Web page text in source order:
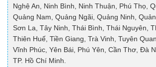
Nghệ An, Ninh Bình, Ninh Thuận, Phú Thọ,
Quảng Nam, Quảng Ngãi, Quảng Ninh,
Sơn La, Tây Ninh, Thái Bình, Thái Nguyên,
Thiên Huế, Tiền Giang, Trà Vinh, Tuyên
Vĩnh Phúc, Yên Bái, Phú Yên, Cần Thơ, Đà
TP. Hồ Chí Minh.